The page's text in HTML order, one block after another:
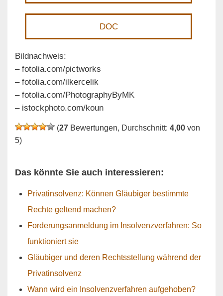
DOC
Bildnachweis:
– fotolia.com/pictworks
– fotolia.com/ilkercelik
– fotolia.com/PhotographyByMK
– istockphoto.com/koun
(27 Bewertungen, Durchschnitt: 4,00 von
5)
Das könnte Sie auch interessieren:
Privatinsolvenz: Können Gläubiger bestimmte
Rechte geltend machen?
Forderungsanmeldung im Insolvenzverfahren: So
funktioniert sie
Gläubiger und deren Rechtsstellung während der
Privatinsolvenz
Wann wird ein Insolvenzverfahren aufgehoben?